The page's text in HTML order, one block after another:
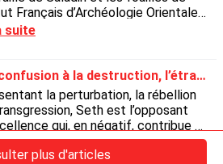
Français d’Archéologie Orientale
ville du Caire
suite
De la confusion à la destruction, l’étrange destin du dieu égyptien Seth
la perturbation, la rébellion
Seth est l’opposant
qui, en négatif, contribue à
de l’ordre.
suite
plus d'articles